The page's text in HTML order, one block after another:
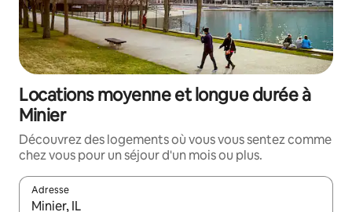
Locations moyenne et longue durée à
Minier
Découvrez des logements où vous vous sentez comme
chez vous pour un séjour d'un mois ou plus.
Adresse
Lorsque les résultats s'affichent, utilisez les flèches vers le